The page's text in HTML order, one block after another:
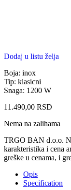
Dodaj u listu želja
Boja: inox
Tip: klasicni
Snaga: 1200 W
11.490,00 RSD
Nema na zalihama
TRGO BAN d.o.o.
karakteristika i cena
greške u cenama, i
Opis
Specification